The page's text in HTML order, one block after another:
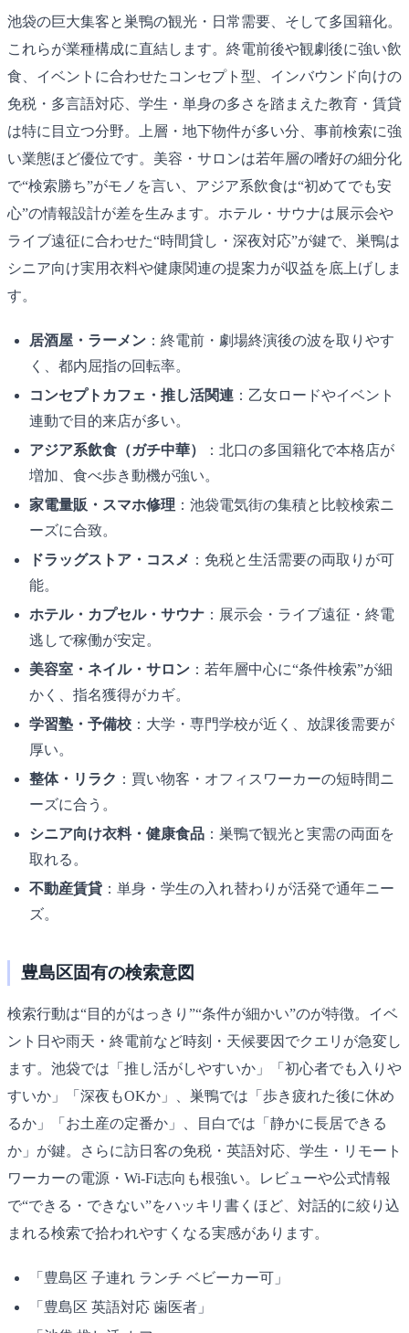
池袋の巨大集客と巣鴨の観光・日常需要、そして多国籍化。
これらが業種構成に直結します。終電前後や観劇後に強い飲
食、イベントに合わせたコンセプト型、インバウンド向けの
免税・多言語対応、学生・単身の多さを踏まえた教育・賃貸
は特に目立つ分野。上層・地下物件が多い分、事前検索に強
い業態ほど優位です。美容・サロンは若年層の嗜好の細分化
で“検索勝ち”がモノを言い、アジア系飲食は“初めてでも安
心”の情報設計が差を生みます。ホテル・サウナは展示会や
ライブ遠征に合わせた“時間貸し・深夜対応”が鍵で、巣鴨は
シニア向け実用衣料や健康関連の提案力が収益を底上げしま
す。
居酒屋・ラーメン ：終電前・劇場終演後の波を取りやす
く、都内屈指の回転率。
コンセプトカフェ・推し活関連 ：乙女ロードやイベント
連動で目的来店が多い。
アジア系飲食（ガチ中華）
：北口の多国籍化で本格店が
増加、食べ歩き動機が強い。
家電量販・スマホ修理 ：池袋電気街の集積と比較検索ニ
ーズに合致。
ドラッグストア・コスメ ：免税と生活需要の両取りが可
能。
ホテル・カプセル・サウナ ：展示会・ライブ遠征・終電
逃しで稼働が安定。
美容室・ネイル・サロン ：若年層中心に“条件検索”が細
かく、指名獲得がカギ。
学習塾・予備校 ：大学・専門学校が近く、放課後需要が
厚い。
整体・リラク ：買い物客・オフィスワーカーの短時間ニ
ーズに合う。
シニア向け衣料・健康食品 ：巣鴨で観光と実需の両面を
取れる。
不動産賃貸 ：単身・学生の入れ替わりが活発で通年ニー
ズ。
豊島区固有の検索意図
検索行動は“目的がはっきり”“条件が細かい”のが特徴。イベ
ント日や雨天・終電前など時刻・天候要因でクエリが急変し
ます。池袋では「推し活がしやすいか」「初心者でも入りや
すいか」「深夜もOKか」、巣鴨では「歩き疲れた後に休め
るか」「お土産の定番か」、目白では「静かに長居できる
か」が鍵。さらに訪日客の免税・英語対応、学生・リモート
ワーカーの電源・Wi-Fi志向も根強い。レビューや公式情報
で“できる・できない”をハッキリ書くほど、対話的に絞り込
まれる検索で拾われやすくなる実感があります。
「豊島区 子連れ ランチ ベビーカー可」
「豊島区 英語対応 歯医者」